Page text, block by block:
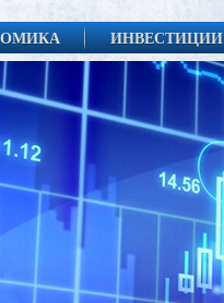
ИНВЕСТИЦИИ